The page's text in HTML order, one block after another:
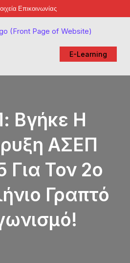
Επικοινωνίας
– Διαγωνισμοί Δημοσίου
– ΕΣΔΙ – ΥΠΕΞ
E-Learning
Βγήκε Η
ΑΣΕΠ
Για Τον 2ο
Γραπτό